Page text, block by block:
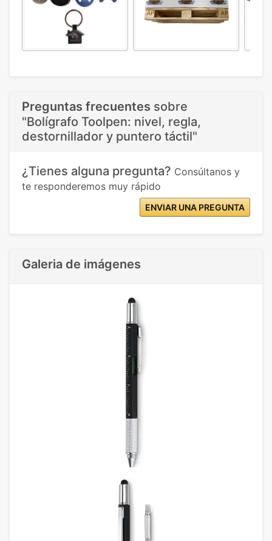
Preguntas frecuentes sobre
"Bolígrafo Toolpen: nivel, regla,
destornillador y puntero táctil"
¿Tienes alguna pregunta? Consúltanos y
te responderemos muy rápido
ENVIAR UNA PREGUNTA
Galeria de imágenes